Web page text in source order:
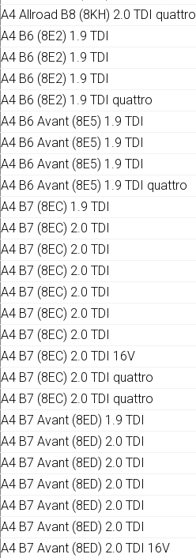
A4 Allroad B8 (8KH) 2.0 TDI quattro
A4 B6 (8E2) 1.9 TDI
A4 B6 (8E2) 1.9 TDI
A4 B6 (8E2) 1.9 TDI
A4 B6 (8E2) 1.9 TDI quattro
A4 B6 Avant (8E5) 1.9 TDI
A4 B6 Avant (8E5) 1.9 TDI
A4 B6 Avant (8E5) 1.9 TDI
A4 B6 Avant (8E5) 1.9 TDI quattro
A4 B7 (8EC) 1.9 TDI
A4 B7 (8EC) 2.0 TDI
A4 B7 (8EC) 2.0 TDI
A4 B7 (8EC) 2.0 TDI
A4 B7 (8EC) 2.0 TDI
A4 B7 (8EC) 2.0 TDI
A4 B7 (8EC) 2.0 TDI
A4 B7 (8EC) 2.0 TDI 16V
A4 B7 (8EC) 2.0 TDI quattro
A4 B7 (8EC) 2.0 TDI quattro
A4 B7 Avant (8ED) 1.9 TDI
A4 B7 Avant (8ED) 2.0 TDI
A4 B7 Avant (8ED) 2.0 TDI
A4 B7 Avant (8ED) 2.0 TDI
A4 B7 Avant (8ED) 2.0 TDI
A4 B7 Avant (8ED) 2.0 TDI
A4 B7 Avant (8ED) 2.0 TDI 16V